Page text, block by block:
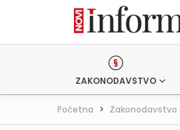
ZAKONODAVSTVO
Početna > Zakonodavstvo